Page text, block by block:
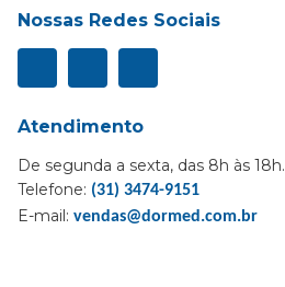
Nossas Redes Sociais
Atendimento
De segunda a sexta, das 8h às 18h.
Telefone: (31) 3474-9151
E-mail: vendas@dormed.com.br